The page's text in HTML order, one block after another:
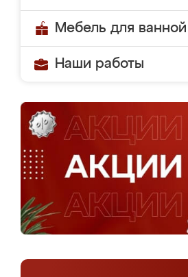
Мебель для ванной
Наши работы